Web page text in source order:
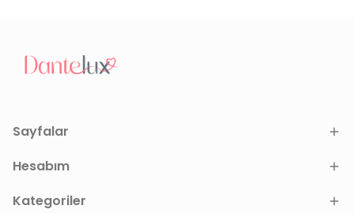
Sayfalar
Hesabım
Kategoriler